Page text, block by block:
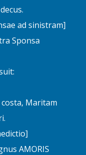
ad sinistram]
Sponsa
Maritam
AMORIS